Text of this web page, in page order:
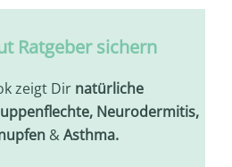
Ratgeber sichern
zeigt Dir natürliche
Neurodermitis,
&Asthma.